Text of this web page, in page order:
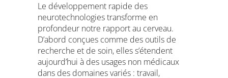
Le développement rapide des
neurotechnologies transforme en
profondeur notre rapport au cerveau.
D’abord conçues comme des outils de
recherche et de soin, elles s’étendent
aujourd’hui à des usages non médicaux
dans des domaines variés : travail,